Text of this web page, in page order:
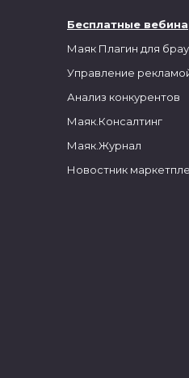
Бесплатные
Маяк Плагин для
Управление
Анализ конкурентов
Маяк.Консалтинг
Маяк.Журнал
Новостник